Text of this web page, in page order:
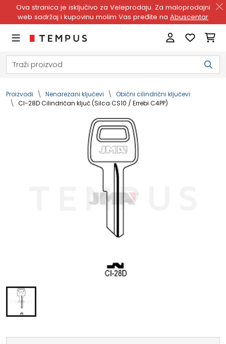
Ova stranica je isključivo za Veleprodaju. Za maloprodajni
web sadržaj i kupovinu molim Vas pređite na Abuscentar
Proizvodi Nenarezani ključevi
Obični cilindrični ključevi
CI-28D Cilindričan ključ (Silca CS10 / Errebi C4PP)